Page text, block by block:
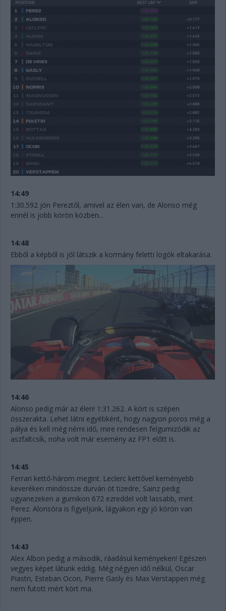
14:49
1:30.592 jön Pereztől, amivel az élen van, de Alonso még
ennél is jobb körön közben...
14:48
Ebből a képből is jól látszik a kormány feletti logók eltakarása.
14:46
Alonso pedig már az élen! 1:31.262. A kört is szépen
összerakta. Lehet látni egyébként, hogy nagyon poros még a
pálya és kell még némi idő, mire rendesen felgumizódik az
aszfaltcsík, noha volt már esemény az FP1 előtt is.
14:45
Ferrari kettő-három megint. Leclerc kettővel keményebb
keveréken mindössze durván öt tizedre, Sainz pedig
ugyanezeken a gumikon 672 ezreddel volt lassabb, mint
Perez. Alonsóra is figyeljünk, lágyakon egy jó körön van
éppen.
14:43
Alex Albon pedig a második, ráadásul keményeken! Egészen
vegyes képet látunk eddig. Még négyen idő nélkül, Oscar
Piastri, Esteban Ocon, Pierre Gasly és Max Verstappen még
nem futott mért kört ma.